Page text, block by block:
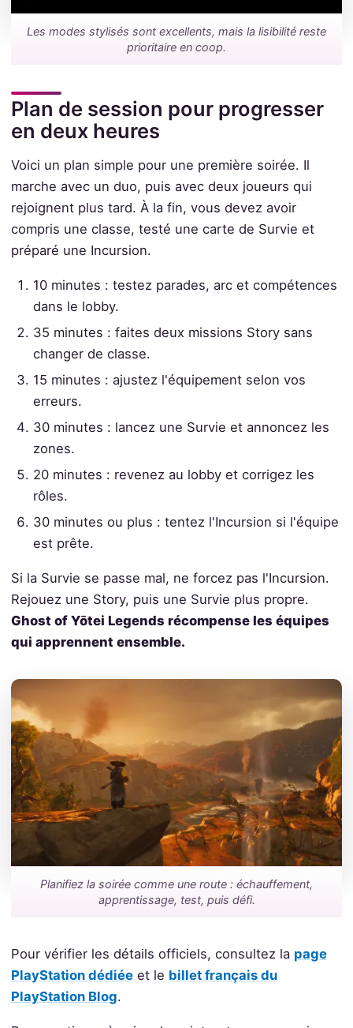
Les modes stylisés sont excellents, mais la lisibilité reste
prioritaire en coop.
Plan de session pour progresser
en deux heures
Voici un plan simple pour une première soirée. Il
marche avec un duo, puis avec deux joueurs qui
rejoignent plus tard. À la fin, vous devez avoir
compris une classe, testé une carte de Survie et
préparé une Incursion.
10 minutes : testez parades, arc et compétences
dans le lobby.
35 minutes : faites deux missions Story sans
changer de classe.
15 minutes : ajustez l'équipement selon vos
erreurs.
30 minutes : lancez une Survie et annoncez les
zones.
20 minutes : revenez au lobby et corrigez les
rôles.
30 minutes ou plus : tentez l'Incursion si l'équipe
est prête.
Si la Survie se passe mal, ne forcez pas l'Incursion.
Rejouez une Story, puis une Survie plus propre.
Ghost of Yōtei Legends récompense les équipes
qui apprennent ensemble.
Planifiez la soirée comme une route : échauffement,
apprentissage, test, puis défi.
Pour vérifier les détails officiels, consultez la page
PlayStation dédiéeet le billet français du
PlayStation Blog.